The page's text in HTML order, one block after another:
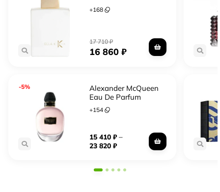
+168
17 710₽
16 860₽
-5%
Alexander McQueen
Eau De Parfum
+154
15 410₽–
23 820₽